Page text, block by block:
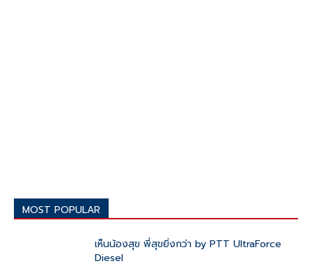
MOST POPULAR
เห็นน้องสุข พี่สุขยิ่งกว่า by PTT UltraForce
Diesel